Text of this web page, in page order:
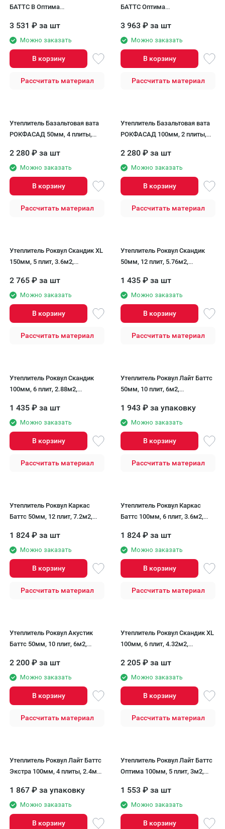
БАТТС В Оптима
(40упак/палл) Rockwool
3 531 ₽ за шт
Можно заказать
В корзину
Рассчитать материал
БАТТС Оптима
(32упак/палл) Rockwool
3 963 ₽ за шт
Можно заказать
В корзину
Рассчитать материал
Утеплитель Базальтовая вата
РОКФАСАД 50мм, 4 плиты,
Rockwool
2 280 ₽ за шт
Можно заказать
В корзину
Рассчитать материал
Утеплитель Базальтовая вата
РОКФАСАД 100мм, 2 плиты,
Rockwool
2 280 ₽ за шт
Можно заказать
В корзину
Рассчитать материал
Утеплитель Роквул Скандик XL
150мм, 5 плит, 3.6м2,
2 765 ₽ за шт
Можно заказать
В корзину
Рассчитать материал
Утеплитель Роквул Скандик
50мм, 12 плит, 5.76м2,
1 435 ₽ за шт
Можно заказать
В корзину
Рассчитать материал
Утеплитель Роквул Скандик
100мм, 6 плит, 2.88м2,
1 435 ₽ за шт
Можно заказать
В корзину
Рассчитать материал
Утеплитель Роквул Лайт Баттс
50мм, 10 плит, 6м2,
1 943 ₽ за упаковку
Можно заказать
В корзину
Рассчитать материал
Утеплитель Роквул Каркас
Баттс 50мм, 12 плит, 7.2м2,
1 824 ₽ за шт
Можно заказать
В корзину
Рассчитать материал
Утеплитель Роквул Каркас
Баттс 100мм, 6 плит, 3.6м2,
1 824 ₽ за шт
Можно заказать
В корзину
Рассчитать материал
Утеплитель Роквул Акустик
Баттс 50мм, 10 плит, 6м2,
2 200 ₽ за шт
Можно заказать
В корзину
Рассчитать материал
Утеплитель Роквул Скандик XL
100мм, 6 плит, 4.32м2,
Rockwool
2 205 ₽ за шт
Можно заказать
В корзину
Рассчитать материал
Утеплитель Роквул Лайт Баттс
Экстра 100мм, 4 плиты, 2.4м2,
1 867 ₽ за упаковку
Можно заказать
В корзину
Утеплитель Роквул Лайт Баттс
Оптима 100мм, 5 плит, 3м2,
1 553 ₽ за шт
Можно заказать
В корзину